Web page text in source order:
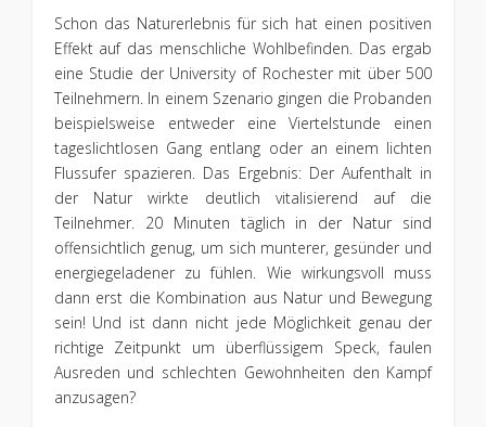
Schon das Naturerlebnis für sich hat einen positiven
Effekt auf das menschliche Wohlbefinden. Das ergab
eine Studie der University of Rochester mit über 500
Teilnehmern. In einem Szenario gingen die Probanden
beispielsweise entweder eine Viertelstunde einen
tageslichtlosen Gang entlang oder an einem lichten
Flussufer spazieren. Das Ergebnis: Der Aufenthalt in
der Natur wirkte deutlich vitalisierend auf die
Teilnehmer. 20 Minuten täglich in der Natur sind
offensichtlich genug, um sich munterer, gesünder und
energiegeladener zu fühlen. Wie wirkungsvoll muss
dann erst die Kombination aus Natur und Bewegung
sein! Und ist dann nicht jede Möglichkeit genau der
richtige Zeitpunkt um überflüssigem Speck, faulen
Ausreden und schlechten Gewohnheiten den Kampf
anzusagen?